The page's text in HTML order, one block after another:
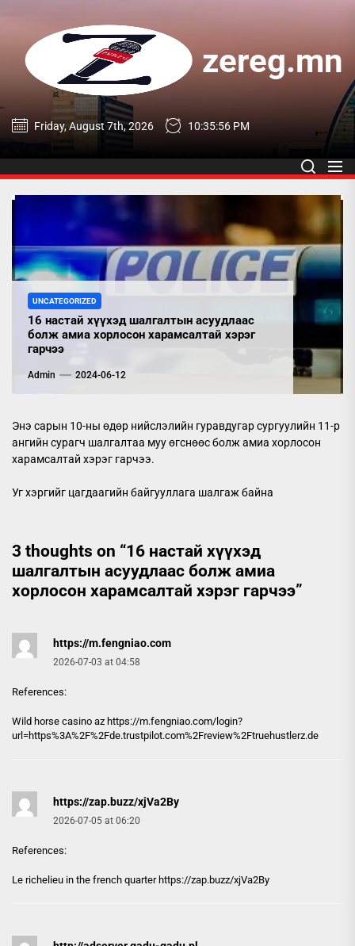
content
zereg.mn
zereg.mn
Friday, August 7th, 2026 10:35:56 PM
UNCATEGORIZED
16 настай хүүхэд шалгалтын асуудлаас
болж амиа хорлосон харамсалтай хэрэг
гарчээ
Admin 2024-06-12
Энэ сарын 10-ны өдөр нийслэлийн гуравдугар сургуулийн 11-р
ангийн сурагч шалгалтаа муу өгснөөс болж амиа хорлосон
харамсалтай хэрэг гарчээ.
Уг хэргийг цагдаагийн байгууллага шалгаж байна
3 thoughts on “16 настай хүүхэд
шалгалтын асуудлаас болж амиа
хорлосон харамсалтай хэрэг гарчээ”
https://m.fengniao.com
2026-07-03 at 04:58
References:
Wild horse casino az https://m.fengniao.com/login?
url=https%3A%2F%2Fde.trustpilot.com%2Freview%2Ftruehustlerz.de
https://zap.buzz/xjVa2By
2026-07-05 at 06:20
References:
Le richelieu in the french quarter https://zap.buzz/xjVa2By